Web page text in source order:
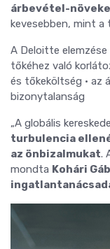
árbevétel-
kevesebben, mint a
A Deloitte
tőkéhez való
és tőkeköltség • az
bizonytalanság
„A globális
turbulencia
az önbizalmukat.
mondta Kohári